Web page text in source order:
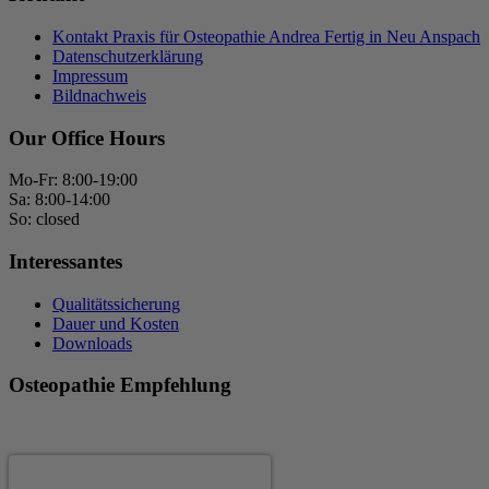
Kontakt Praxis für Osteopathie Andrea Fertig in Neu Anspach
Datenschutzerklärung
Impressum
Bildnachweis
Our Office Hours
Mo-Fr: 8:00-19:00
Sa: 8:00-14:00
So: closed
Interessantes
Qualitätssicherung
Dauer und Kosten
Downloads
Osteopathie Empfehlung